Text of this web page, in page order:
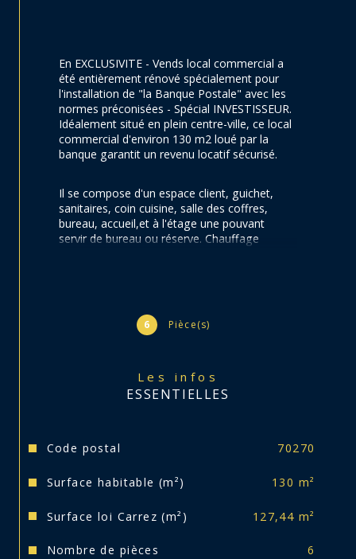
6 Pièce(s)
Les infos
ESSENTIELLES
Caractéristiques Valeurs
Code postal 70270
Surface habitable (m²) 130 m²
Surface loi Carrez (m²) 127,44 m²
Nombre de pièces 6
En EXCLUSIVITE - Vends local commercial a
été entièrement rénové spécialement pour
l'installation de "la Banque Postale" avec les
normes préconisées - Spécial INVESTISSEUR.
Idéalement situé en plein centre-ville, ce local
commercial d'environ 130 m2 loué par la
banque garantit un revenu locatif sécurisé.
Il se compose d'un espace client, guichet,
sanitaires, coin cuisine, salle des coffres,
bureau, accueil,et à l'étage une pouvant
servir de bureau ou réserve. Chauffage
Locataire de qualité.
Géorisques : www.georisques.gouv.fr